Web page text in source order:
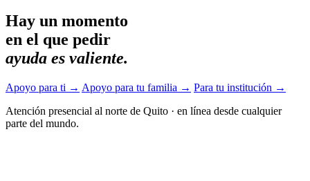
Hay un momento
en el que pedir
ayuda es valiente.
Apoyo para ti → Apoyo para tu familia → Para tu institución →
Atención presencial al norte de Quito · en línea desde cualquier
parte del mundo.